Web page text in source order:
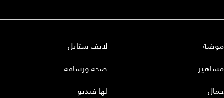
موضة
مشاهير
جمال
لايف ستايل
صحة ورشاقة
لها فيديو